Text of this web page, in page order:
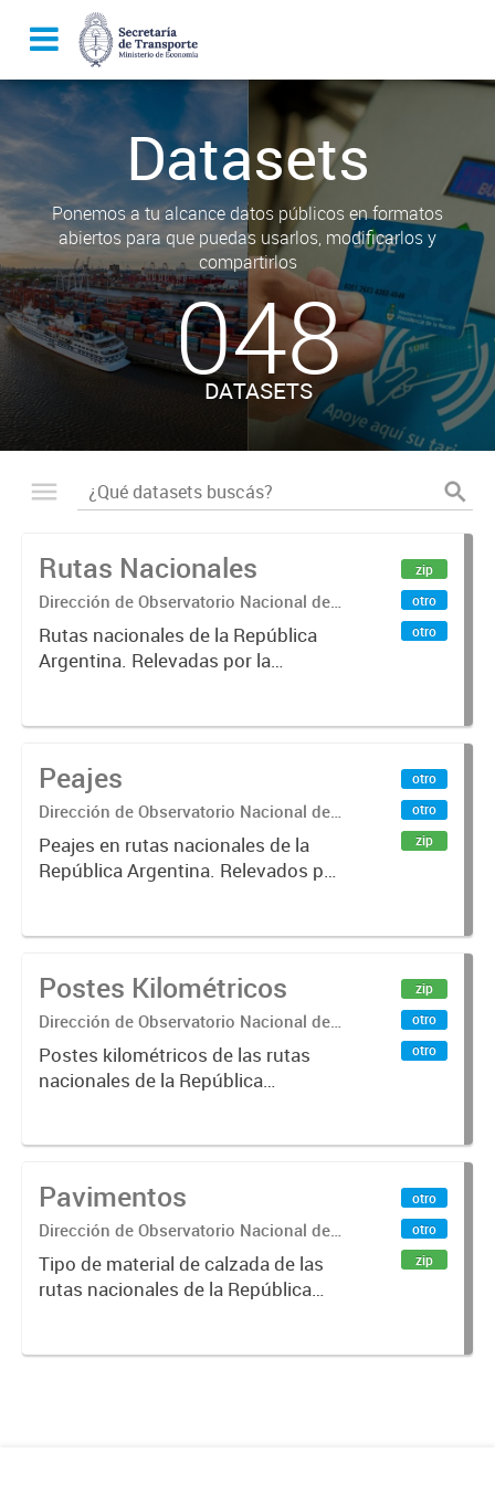
Datasets
Ponemos a tu alcance datos públicos en formatos
abiertos para que puedas usarlos, modificarlos y
compartirlos
048
DATASETS
Rutas Nacionales
Dirección de Observatorio Nacional de
Transporte
Rutas nacionales de la República
Argentina. Relevadas por la
zip
otro
otro
Peajes
Dirección de Observatorio Nacional de
Transporte
Peajes en rutas nacionales de la
República Argentina. Relevados por
otro
otro
zip
Postes Kilométricos
Dirección de Observatorio Nacional de
Transporte
Postes kilométricos de las rutas
nacionales de la República
zip
otro
otro
Pavimentos
Dirección de Observatorio Nacional de
Transporte
Tipo de material de calzada de las
rutas nacionales de la República
2019.
otro
otro
zip